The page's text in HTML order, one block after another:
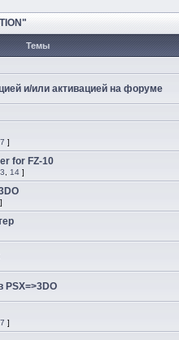
Темы
и/или активацией на форуме
7 ]
for FZ-10
14 ]
]
PSX=>3DO
7 ]